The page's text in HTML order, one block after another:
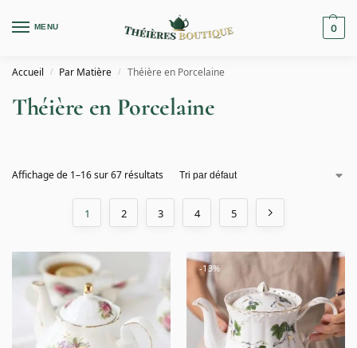
MENU 0
Accueil / Par Matière / Théière en Porcelaine
Théière en Porcelaine
Affichage de 1–16 sur 67 résultats
1 2 3 4 5
-13%